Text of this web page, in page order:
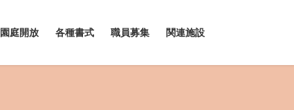
園庭開放 各種書式 職員募集 関連施設